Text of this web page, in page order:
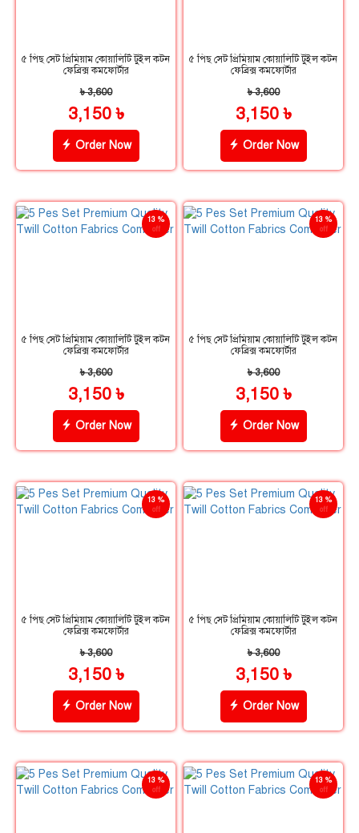
৫ পিছ সেট প্রিমিয়াম কোয়ালিটি টুইল কটন
ফেব্রিক্স কমফোর্টার
৳ 3,600
3,150 ৳
Order Now
৫ পিছ সেট প্রিমিয়াম কোয়ালিটি টুইল কটন
ফেব্রিক্স কমফোর্টার
৳ 3,600
3,150 ৳
Order Now
13 %
off
৫ পিছ সেট প্রিমিয়াম কোয়ালিটি টুইল কটন
ফেব্রিক্স কমফোর্টার
৳ 3,600
3,150 ৳
Order Now
13 %
off
৫ পিছ সেট প্রিমিয়াম কোয়ালিটি টুইল কটন
ফেব্রিক্স কমফোর্টার
৳ 3,600
3,150 ৳
Order Now
13 %
off
৫ পিছ সেট প্রিমিয়াম কোয়ালিটি টুইল কটন
ফেব্রিক্স কমফোর্টার
৳ 3,600
3,150 ৳
Order Now
13 %
off
৫ পিছ সেট প্রিমিয়াম কোয়ালিটি টুইল কটন
ফেব্রিক্স কমফোর্টার
৳ 3,600
3,150 ৳
Order Now
13 %
off
13 %
off